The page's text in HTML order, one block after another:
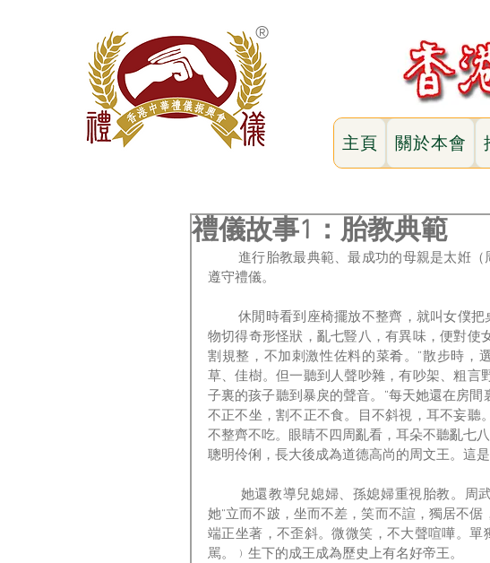
®
主頁 關於本會
禮儀故事1：胎教典範
        進行胎教最典範、最成功的母親是太姙（周文王的母親），她懷孕後十分重視胎教，嚴格
遵守禮儀。
        休閒時看到座椅擺放不整齊，就叫女僕把桌子、椅子擺好再坐下。吃飯時看到餐桌上的食
物切得奇形怪狀，亂七豎八，有異味，便對使
割規整，不加刺激性佐料的菜肴。”散步時，
草、佳樹。但一聽到人聲吵雜，有吵架、粗言
子裏的孩子聽到暴戾的聲音。”每天她還在房
不正不坐，割不正不食。目不斜視，耳不妄聽
不整齊不吃。眼睛不四周亂看，耳朵不聽亂七
聰明伶俐，長大後成為道德高尚的周文王。這
她“立而不跛，坐而不差，笑而不諠，獨居不倨
端正坐著，不歪斜。微微笑，不大聲喧嘩。
駡。﹚生下的成王成為歷史上有名好帝王。